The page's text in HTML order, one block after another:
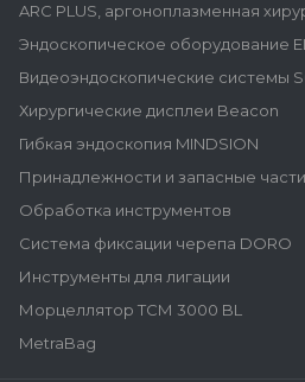
ARC PLUS, аргоноплазменная
Эндоскопическое оборудование
Видеоэндоскопические системы
Хирургические дисплеи Beacon
Гибкая эндоскопия MINDSION
Принадлежности и запасные части
Обработка инструментов
Система фиксации черепа DORO
Инструменты для лигации
Морцеллятор ТСМ 3000 BL
MetraBag